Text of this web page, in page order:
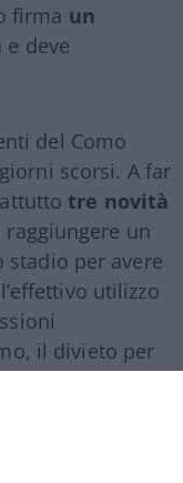
firma un
deve
del Como
scorsi. A far
tre novità
raggiungere un
per avere
utilizzo
il divieto per